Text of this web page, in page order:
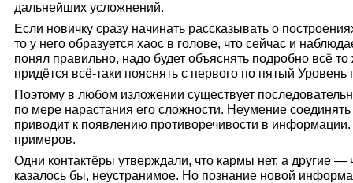
дальнейших усложнений.
Если новичку сразу начинать рассказывать о
то у него образуется хаос в голове, что сейчас и
понял правильно, надо будет объяснять подробно всё
придётся всё-таки пояснять с первого по пятый Уровень
Поэтому в любом изложении существует
по мере нарастания его сложности. Неумение
приводит к по­явлению противоречивости в информации.
примеров.
Одни контактёры утверждали, что кармы нет, а другие —
казалось бы, неустранимое. Но познание новой